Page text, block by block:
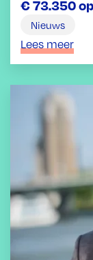
€ 73.350
Nieuws
Lees meer